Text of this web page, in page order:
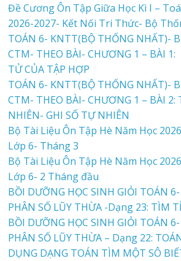
Đề Cương Ôn Tập Giữa Học Kì I –
2026-2027- Kết Nối Tri Thức- Bộ
TOÁN 6- KNTT(BỘ THỐNG NHẤT)-
CTM- THEO BÀI- CHƯƠNG 1 – BÀI 1:
TỬ CỦA TẬP HỢP
TOÁN 6- KNTT(BỘ THỐNG NHẤT)-
CTM- THEO BÀI- CHƯƠNG 1 – BÀI 2:
NHIÊN- GHI SỐ TỰ NHIÊN
Bộ Tài Liệu Ôn Tập Hè Năm Học
Lớp 6- Tháng 3
Bộ Tài Liệu Ôn Tập Hè Năm Học
Lớp 6- 2 Tháng đầu
BỒI DƯỠNG HỌC SINH GIỎI TOÁN
PHÂN SỐ LŨY THỪA -Dạng 23: TÌM
BỒI DƯỠNG HỌC SINH GIỎI TOÁN
PHÂN SỐ LŨY THỪA – Dạng 22:
DỤNG DẠNG TOÁN TÌM MỘT SÔ